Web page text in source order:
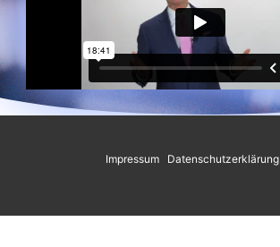
Impressum Datenschutzerklärung